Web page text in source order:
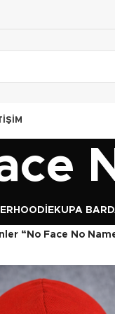
HOODIE KUPA
“No Face No